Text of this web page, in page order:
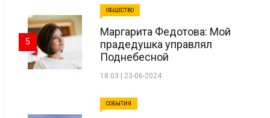
ОБЩЕСТВО
Маргарита Федотова: Мой
прадедушка управлял
Поднебесной
18:03 | 23-06-2024
5
СОБЫТИЯ